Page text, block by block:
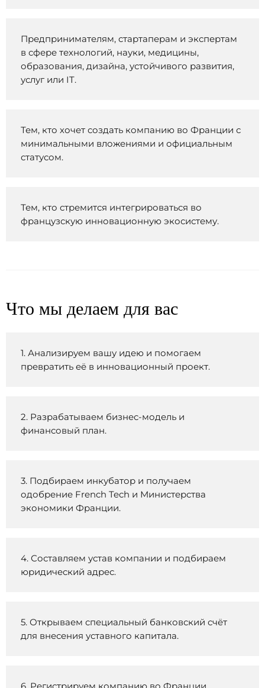
Предпринимателям, стартаперам и экспертам
в сфере технологий, науки, медицины,
образования, дизайна, устойчивого развития,
услуг или IT.
Тем, кто хочет создать компанию во Франции с
минимальными вложениями и официальным
статусом.
Тем, кто стремится интегрироваться во
французскую инновационную экосистему.
Что мы делаем для вас
1. Анализируем вашу идею и помогаем
превратить её в инновационный проект.
2. Разрабатываем бизнес-модель и
финансовый план.
3. Подбираем инкубатор и получаем
одобрение French Tech и Министерства
экономики Франции.
4. Составляем устав компании и подбираем
юридический адрес.
5. Открываем специальный банковский счёт
для внесения уставного капитала.